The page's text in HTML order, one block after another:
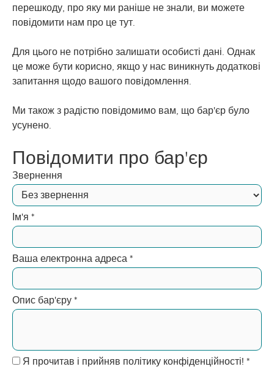
перешкоду, про яку ми раніше не знали, ви можете
повідомити нам про це тут.
Для цього не потрібно залишати особисті дані. Однак
це може бути корисно, якщо у нас виникнуть додаткові
запитання щодо вашого повідомлення.
Ми також з радістю повідомимо вам, що бар'єр було
усунено.
Повідомити про бар'єр
Звернення
Ім'я *
Ваша електронна адреса *
Опис бар'єру *
Я прочитав і прийняв політику конфіденційності! *